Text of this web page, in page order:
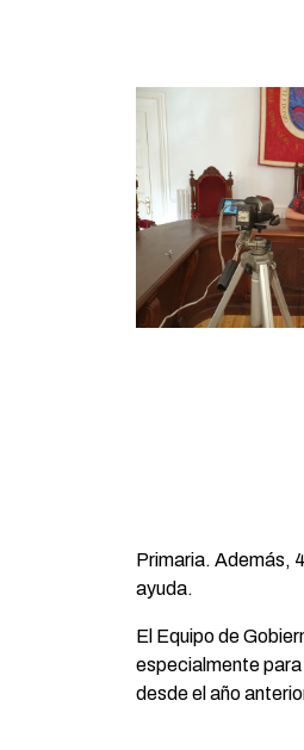
Primaria. Además,
ayuda.
El Equipo de
especialmente
desde el año